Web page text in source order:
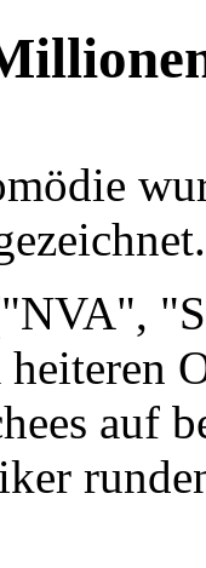
heiteren
auf